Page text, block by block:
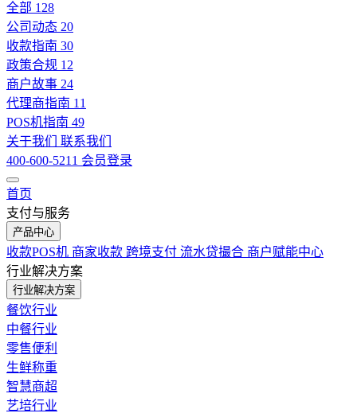
全部 128
公司动态 20
收款指南 30
政策合规 12
商户故事 24
代理商指南 11
POS机指南 49
关于我们 联系我们
400-600-5211 会员登录
首页
支付与服务
产品中心
收款POS机 商家收款 跨境支付 流水贷撮合 商户赋能中心
行业解决方案
行业解决方案
餐饮行业
中餐行业
零售便利
生鲜称重
智慧商超
艺培行业